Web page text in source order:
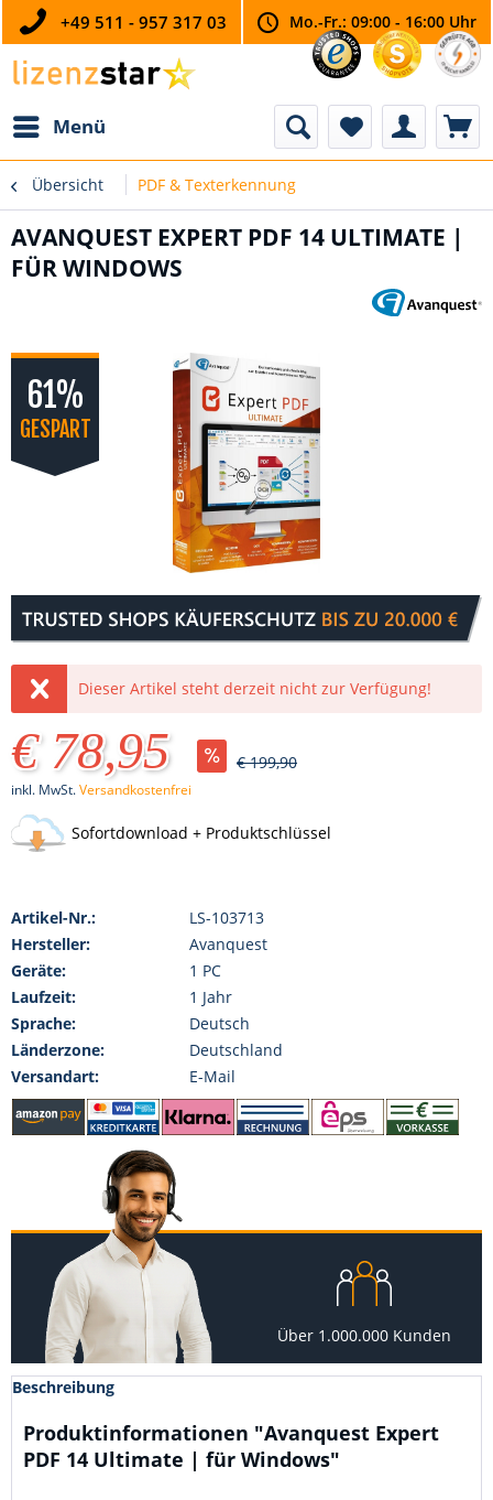
+49 511 - 957 317 03 Mo.-Fr.: 09:00 - 16:00 Uhr
Menü
Übersicht PDF & Texterkennung
AVANQUEST EXPERT PDF 14 ULTIMATE |
FÜR WINDOWS
61%
GESPART
Dieser Artikel steht derzeit nicht zur Verfügung!
€ 78,95 € 199,90
inkl. MwSt.Versandkostenfrei
Sofortdownload + Produktschlüssel
Artikel-Nr.:
LS-103713
Hersteller:
Avanquest
Geräte:
1 PC
Laufzeit:
1 Jahr
Sprache:
Deutsch
Länderzone:
Deutschland
Versandart:
E-Mail
Über 1.000.000 Kunden
Beschreibung
Produktinformationen "Avanquest Expert
PDF 14 Ultimate | für Windows"